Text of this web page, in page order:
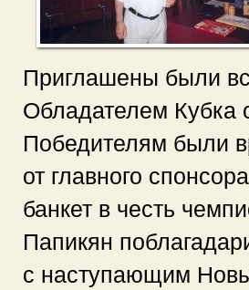
Приглашены были
Обладателем Кубка
Победителям были
от главного
банкет в честь
Папикян
с наступающим